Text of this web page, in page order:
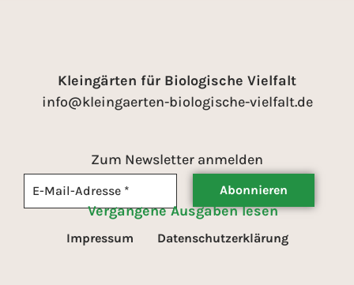
Kleingärten für Biologische Vielfalt
info@kleingaerten-biologische-vielfalt.de
Zum Newsletter anmelden
Vergangene Ausgaben lesen
Impressum Datenschutzerklärung